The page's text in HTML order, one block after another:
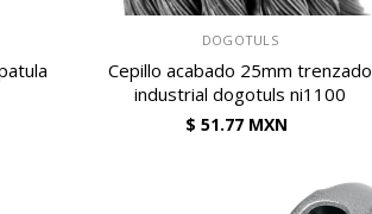
DOGOTULS
Cepillo acabado 25mm trenzado
industrial dogotuls ni1100
$ 51.77 MXN